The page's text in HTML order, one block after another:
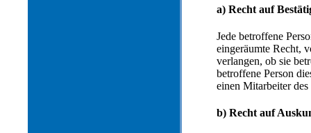
a) Recht auf
Jede betroffene
eingeräumte Recht,
verlangen, ob sie
betroffene Person
einen Mitarbeiter
b) Recht auf